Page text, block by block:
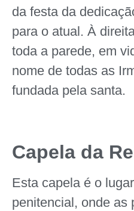
da festa da
para o atual. À
toda a parede, em
nome de todas as
fundada pela santa.
Capela da
Esta capela é o
penitencial, onde as